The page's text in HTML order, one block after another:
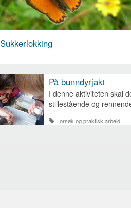
Sukkerlokking
På bunndyrjakt
I denne aktiviteten skal
stillestående og
Forsøk og praktisk arbeid